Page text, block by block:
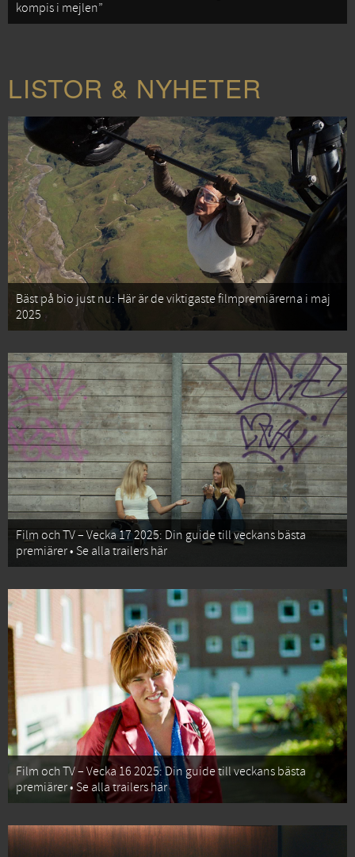
kompis i mejlen”
LISTOR & NYHETER
Bäst på bio just nu: Här är de viktigaste filmpremiärerna i maj
2025
Film och TV – Vecka 17 2025: Din guide till veckans bästa
premiärer • Se alla trailers här
Film och TV – Vecka 16 2025: Din guide till veckans bästa
premiärer • Se alla trailers här